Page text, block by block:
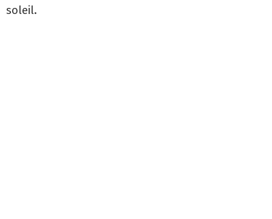
soleil.